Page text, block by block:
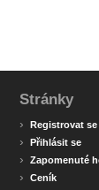
Stránky
› Registrovat se
› Přihlásit se
› Zapomenuté
› Ceník